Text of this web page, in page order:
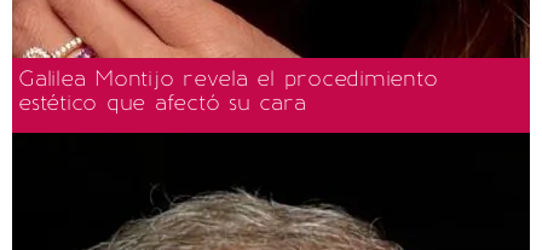
Galilea Montijo revela el procedimiento
estético que afectó su cara